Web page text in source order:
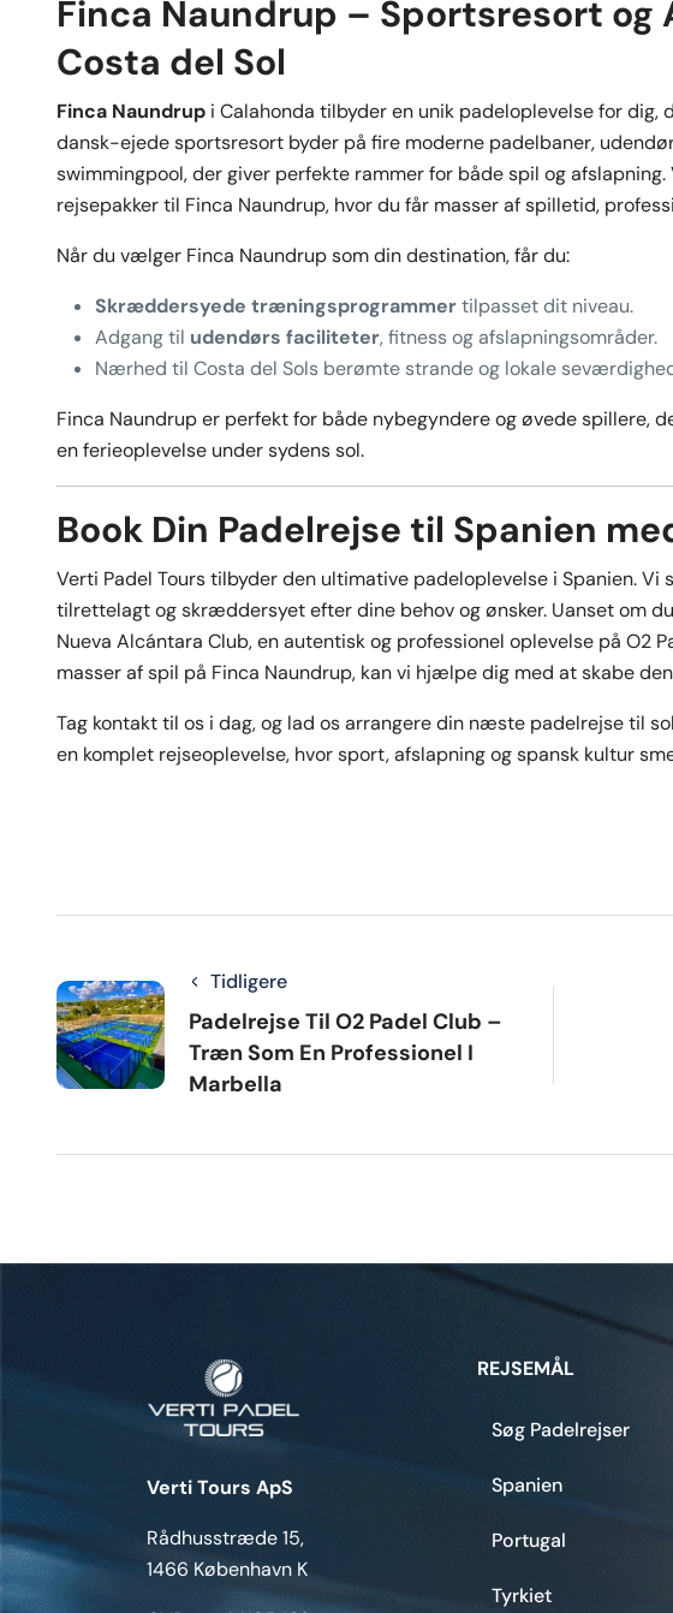
Finca Naundrup – Sportsresort og
Costa del Sol
Finca Naundrup i Calahonda tilbyder en unik padeloplevelse for dig,
dansk-ejede sportsresort byder på fire moderne padelbaner,
swimmingpool, der giver perfekte rammer for både spil og
rejsepakker til Finca Naundrup, hvor du får masser af spilletid,
Når du vælger Finca Naundrup som din destination, får du:
Skræddersyede træningsprogrammertilpasset dit niveau.
Adgang til udendørs faciliteter, fitness og afslapningsområder.
Nærhed til Costa del Sols berømte strande og lokale
Finca Naundrup er perfekt for både nybegyndere og øvede spillere,
en ferieoplevelse under sydens sol.
Book Din Padelrejse til Spanien
Verti Padel Tours tilbyder den ultimative padeloplevelse i Spanien.
tilrettelagt og skræddersyet efter dine behov og ønsker. Uanset om
Nueva Alcántara Club, en autentisk og professionel oplevelse på O2
masser af spil på Finca Naundrup, kan vi hjælpe dig med at skabe
Tag kontakt til os i dag, og lad os arrangere din næste padelrejse til
en komplet rejseoplevelse, hvor sport, afslapning og spansk kultur
Tidligere
Padelrejse Til O2 Padel Club –
Træn Som En Professionel I
Marbella
Verti Tours ApS
Rådhusstræde 15,
1466 København K
REJSEMÅL
Søg Padelrejser
Spanien
Portugal
Tyrkiet